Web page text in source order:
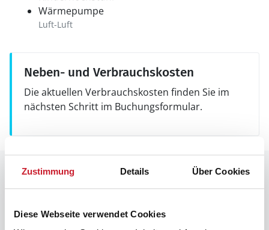
Zustimmung Details Über Cookies
Diese Webseite verwendet Cookies
Wärmepumpe
Luft-Luft
Neben- und Verbrauchskosten
Die aktuellen Verbrauchskosten finden Sie im
nächsten Schritt im Buchungsformular.
Raumaufteilung